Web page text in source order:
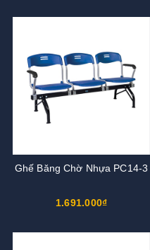
Ghế Băng Chờ Nhựa PC14-3
1.691.000₫